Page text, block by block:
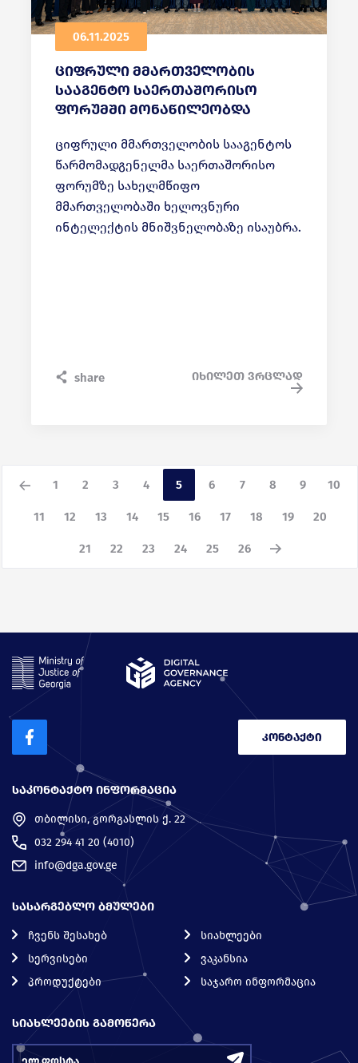
06.11.2025
ციფრული მმართველობის
სააგენტო საერთაშორისო
ფორუმში მონაწილეობდა
ციფრული მმართველობის სააგენტოს
წარმომადგენელმა საერთაშორისო
ფორუმზე სახელმწიფო
მმართველობაში ხელოვნური
ინტელექტის მნიშვნელობაზე ისაუბრა.
share იხილეთ ვრცლად
1 2 3 4 5 6 7 8 9 10
11 12 13 14 15 16 17 18 19 20
21 22 23 24 25 26
ᲡᲐᲙᲝᲜᲢᲐᲥᲢᲝ ᲘᲜᲤᲝᲠᲛᲐᲪᲘᲐ
თბილისი, გორგასლის ქ. 22
032 294 41 20 (4010)
info@dga.gov.ge
კონტაქტი
ᲡᲐᲡᲐᲠᲒᲔᲑᲚᲝ ᲑᲛᲣᲚᲔᲑᲘ
ჩვენს შესახებ
სერვისები
პროდუქტები
სიახლეები
ვაკანსია
საჯარო ინფორმაცია
ᲡᲘᲐᲮᲚᲔᲔᲑᲘᲡ ᲒᲐᲛᲝᲬᲔᲠᲐ